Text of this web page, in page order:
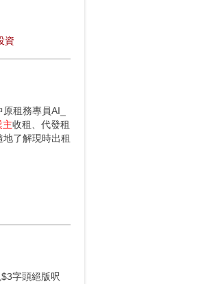
資
租務專員AI_
主收租、代發租
了解現時出租
字頭絕版呎